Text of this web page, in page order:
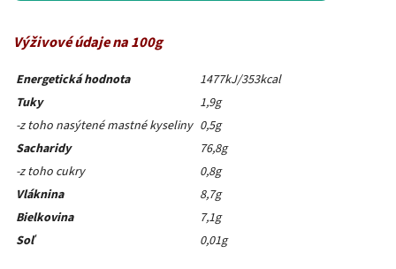
Výživové údaje na 100g
Energetická hodnota
1477kJ/353kcal
Tuky
1,9g
-z toho nasýtené mastné kyseliny 0,5g
Sacharidy
76,8g
-z toho cukry
0,8g
Vláknina
8,7g
Bielkovina
7,1g
Soľ
0,01g